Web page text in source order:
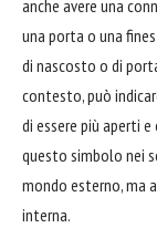
anche avere una
una porta o una
di nascosto o di
contesto, può
di essere più aperti
questo simbolo nei
mondo esterno, ma
interna.